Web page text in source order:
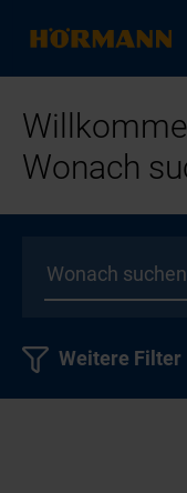
Wonach
Weitere Filter